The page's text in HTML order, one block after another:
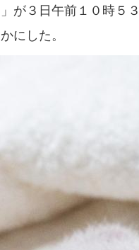
」が３日午前１０時
にした。